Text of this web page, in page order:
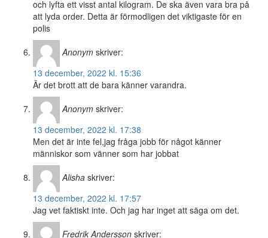
och lyfta ett visst antal kilogram. De ska även vara bra på
att lyda order. Detta är förmodligen det viktigaste för en
polis
Anonym skriver:
13 december, 2022 kl. 15:36
Är det brott att de bara känner varandra.
Anonym skriver:
13 december, 2022 kl. 17:38
Men det är inte fel,jag fråga jobb för något känner
människor som vänner som har jobbat
Alisha skriver:
13 december, 2022 kl. 17:57
Jag vet faktiskt inte. Och jag har inget att säga om det.
Fredrik Andersson skriver: